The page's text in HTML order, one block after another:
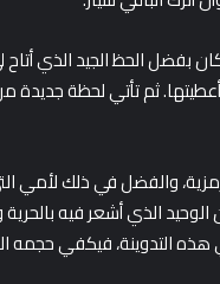
بفضل الحظ الجيد الذي
ثم تأتي لحظة جديدة من
والفضل في ذلك لأمي
الوحيد الذي أشعر فيه
التدوينة، فيكفي حجمه